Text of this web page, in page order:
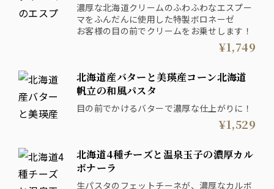
濃厚な北海道クリームのふわふわなエスプー
マをふんだんに使用した特製ボロネーゼ
お客様の目の前でクリームをお乗せします！
¥1,749
北海道産バターと美瑛産コーン北海道
帆立の和風パスタ
目の前でかけるバターで濃厚な仕上がりに！
¥1,529
北海道4種チーズと温泉玉子の濃厚カル
ボナーラ
生パスタのフェットチーネが、濃厚なカルボ